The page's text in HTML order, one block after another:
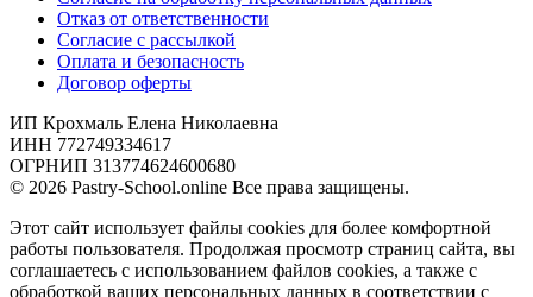
Отказ от ответственности
Согласие с рассылкой
Оплата и безопасность
Договор оферты
ИП Крохмаль Елена Николаевна
ИНН 772749334617
ОГРНИП 313774624600680
© 2026 Pastry-School.online Все права защищены.
Этот сайт использует файлы cookies для более комфортной
работы пользователя. Продолжая просмотр страниц сайта, вы
соглашаетесь с использованием файлов cookies, а также с
обработкой ваших персональных данных в соответствии с